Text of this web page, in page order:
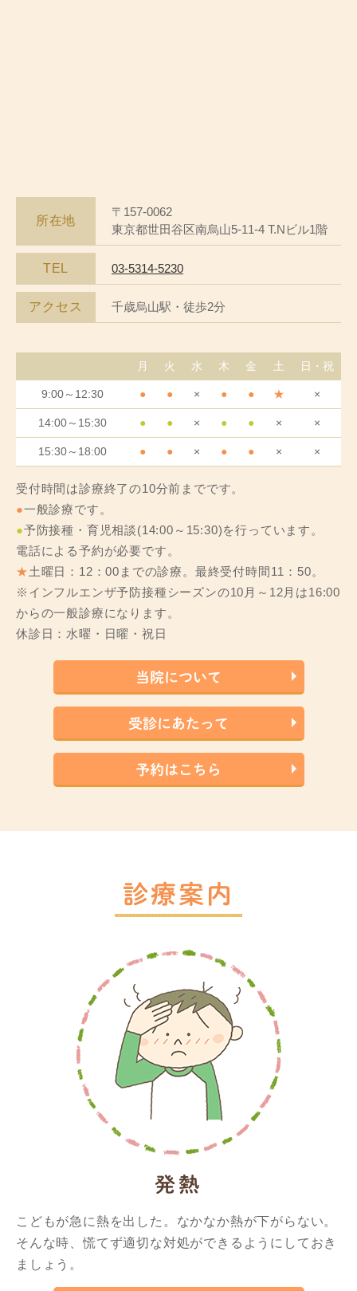
所在地
〒157-0062
東京都世田谷区南烏山5-11-4 T.Nビル1階
TEL 03-5314-5230
アクセス 千歳烏山駅・徒歩2分
月 火 水 木 金 土 日・祝
9:00～12:30 ● ● × ● ● ★ ×
14:00～15:30 ● ● × ● ● × ×
15:30～18:00 ● ● × ● ● × ×
受付時間は診療終了の10分前までです。
●一般診療です。
●予防接種・育児相談(14:00～15:30)を行っています。
電話による予約が必要です。
★土曜日：12：00までの診療。最終受付時間11：50。
※インフルエンザ予防接種シーズンの10月～12月は16:00
からの一般診療になります。
休診日：水曜・日曜・祝日
当院について
受診にあたって
予約はこちら
診療案内
発熱
こどもが急に熱を出した。なかなか熱が下がらない。
そんな時、慌てず適切な対処ができるようにしておき
ましょう。